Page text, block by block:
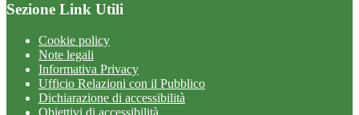
Sezione Link Utili
Cookie policy
Note legali
Informativa Privacy
Ufficio Relazioni con il Pubblico
Dichiarazione di accessibilità
Obiettivi di accessibilità